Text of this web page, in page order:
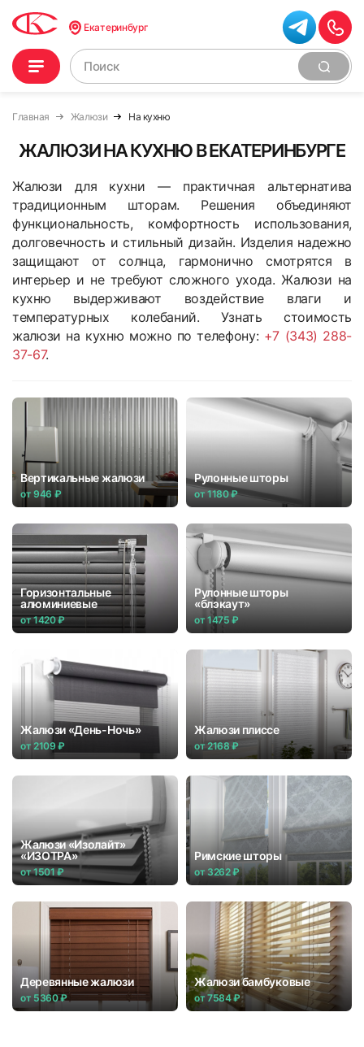
Екатеринбург
Главная Жалюзи На кухню
ЖАЛЮЗИ НА КУХНЮ В ЕКАТЕРИНБУРГЕ
Жалюзи для кухни — практичная альтернатива
традиционным шторам. Решения объединяют
функциональность, комфортность использования,
долговечность и стильный дизайн. Изделия надежно
защищают от солнца, гармонично смотрятся в
интерьер и не требуют сложного ухода. Жалюзи на
кухню выдерживают воздействие влаги и
температурных колебаний. Узнать стоимость
жалюзи на кухню можно по телефону: +7 (343) 288-
37-67.
Вертикальные жалюзи
от 946 ₽
Рулонные шторы
от 1180 ₽
Горизонтальные
алюминиевые
от 1420 ₽
Рулонные шторы
«блэкаут»
от 1475 ₽
Жалюзи «День-Ночь»
от 2109 ₽
Жалюзи плиссе
от 2168 ₽
Жалюзи «Изолайт»
«ИЗОТРА»
от 1501 ₽
Римские шторы
от 3262 ₽
Деревянные жалюзи
от 5360 ₽
Жалюзи бамбуковые
от 7584 ₽